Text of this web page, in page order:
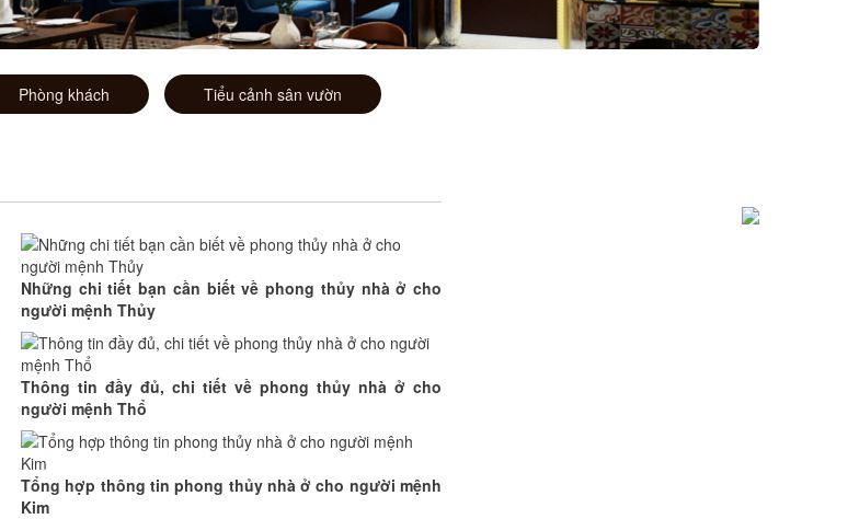
Phòng khách Tiểu cảnh sân vườn
Những chi tiết bạn cần biết về phong thủy nhà ở cho
người mệnh Thủy
Thông tin đầy đủ, chi tiết về phong thủy nhà ở cho
người mệnh Thổ
Tổng hợp thông tin phong thủy nhà ở cho người mệnh
Kim